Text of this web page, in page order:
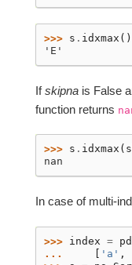
>>> s . idxmax ()
'E'
Ifskipna is False
function returns
>>> s . idxmax (
nan
In case of multi-
>>> index = pd
...
[ 'a' ,